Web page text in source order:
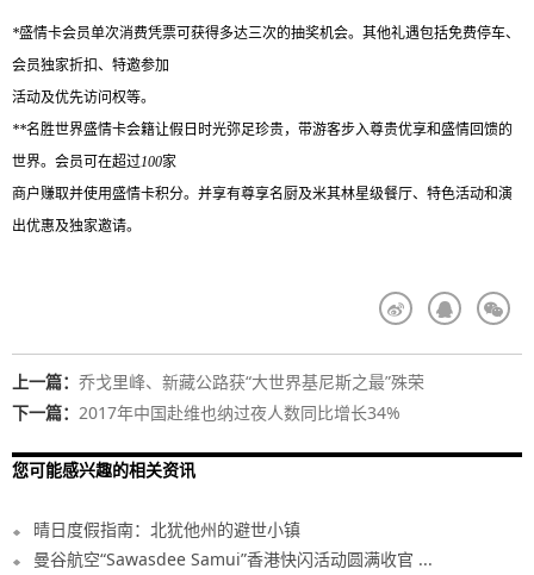
*盛情卡会员单次消费凭票可获得多达三次的抽奖机会。其他礼遇包括免费停车、
会员独家折扣、特邀参加
活动及优先访问权等。
**名胜世界盛情卡会籍让假日时光弥足珍贵，带游客步入尊贵优享和盛情回馈的
世界。会员可在超过100家
商户赚取并使用盛情卡积分。并享有尊享名厨及米其林星级餐厅、特色活动和演
出优惠及独家邀请。
上一篇： 乔戈里峰、新藏公路获“大世界基尼斯之最”殊荣
下一篇： 2017年中国赴维也纳过夜人数同比增长34%
您可能感兴趣的相关资讯
晴日度假指南：北犹他州的避世小镇
曼谷航空“Sawasdee Samui”香港快闪活动圆满收官 ...